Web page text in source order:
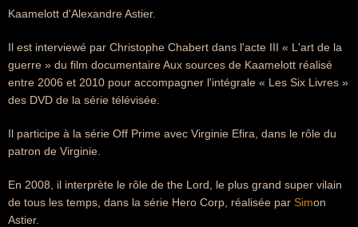
Kaamelott d'Alexandre Astier.
Il est interviewé par Christophe Chabert dans l'acte III « L'art de la
guerre » du film documentaire Aux sources de Kaamelott réalisé
entre 2006 et 2010 pour accompagner l'intégrale « Les Six Livres »
des DVD de la série télévisée.
Il participe à la série Off Prime avec Virginie Efira, dans le rôle du
patron de Virginie.
En 2008, il interprète le rôle de the Lord, le plus grand super vilain
de tous les temps, dans la série Hero Corp, réalisée par Simon
Astier.